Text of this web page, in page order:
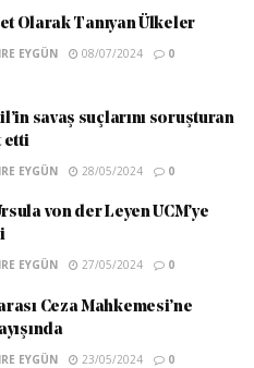
Olarak Tanıyan Ülkeler
EYGÜN 08/07/2024 0
savaş suçlarını soruşturan
etti
EYGÜN 28/05/2024 0
von der Leyen UCM’ye
EYGÜN 27/05/2024 0
Ceza Mahkemesi’ne
EYGÜN 23/05/2024 0